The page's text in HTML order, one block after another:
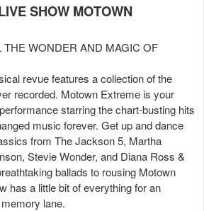
SHOW MOTOWN
THE WONDER AND MAGIC OF
revue features a collection of the
recorded. Motown Extreme is your
starring the chart-busting hits
music forever. Get up and dance
from The Jackson 5, Martha
Stevie Wonder, and Diana Ross &
ballads to rousing Motown
has a little bit of everything for an
lane.